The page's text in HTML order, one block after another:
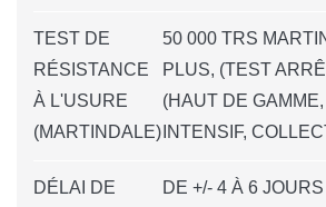
TEST DE
RÉSISTANCE
À L'USURE
(MARTINDALE)
50 000 TRS
PLUS, (TEST
(HAUT DE
INTENSIF,
DÉLAI DE
DE +/- 4 À 6